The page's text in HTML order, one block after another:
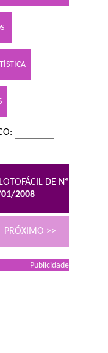
DE Nº
2008
PRÓXIMO >>
Publicidade